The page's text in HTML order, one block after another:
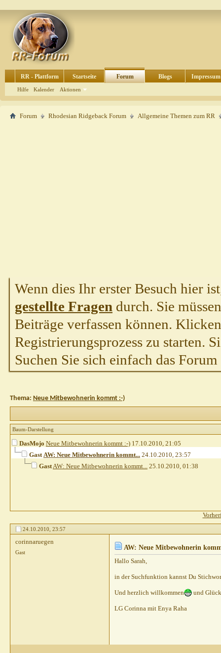
RR - Plattform Startseite Forum
Hilfe Kalender Aktionen
Blogs Impressum
Forum Rhodesian Ridgeback Forum Allgemeine Themen zum RR
Wenn dies Ihr erster Besuch hier
gestellte Fragen durch. Sie
Beiträge verfassen können.
Registrierungsprozess zu starten.
Suchen Sie sich einfach das
Thema: Neue Mitbewohnerin kommt :-)
Baum-Darstellung
DasMojo Neue Mitbewohnerin kommt :-) 17.10.2010, 21:05
Gast AW: Neue Mitbewohnerin kommt... 24.10.2010, 23:57
GastAW: Neue Mitbewohnerin kommt... 25.10.2010, 01:38
24.10.2010, 23:57
corinnaruegen
Gast
AW: Neue Mitbewohnerin
Hallo Sarah,
in der Suchfunktion kannst Du
Und herzlich willkommen und
LG Corinna mit Enya Raha